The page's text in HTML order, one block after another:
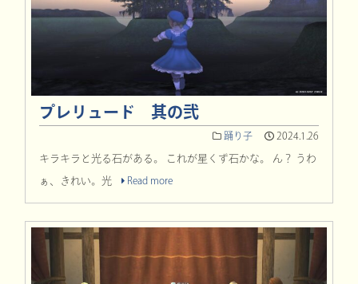
プレリュード 其の弐
踊り子 2024.1.26
キラキラと光る石がある。 これが星くず石かな。 ん？ うわ
ぁ、きれい。光 Read more